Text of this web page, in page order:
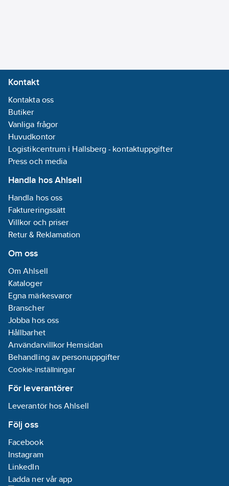
Kontakt
Kontakta oss
Butiker
Vanliga frågor
Huvudkontor
Logistikcentrum i Hallsberg - kontaktuppgifter
Press och media
Handla hos Ahlsell
Handla hos oss
Faktureringssätt
Villkor och priser
Retur & Reklamation
Om oss
Om Ahlsell
Kataloger
Egna märkesvaror
Branscher
Jobba hos oss
Hållbarhet
Användarvillkor Hemsidan
Behandling av personuppgifter
Cookie-inställningar
För leverantörer
Leverantör hos Ahlsell
Följ oss
Facebook
Instagram
LinkedIn
Ladda ner vår app